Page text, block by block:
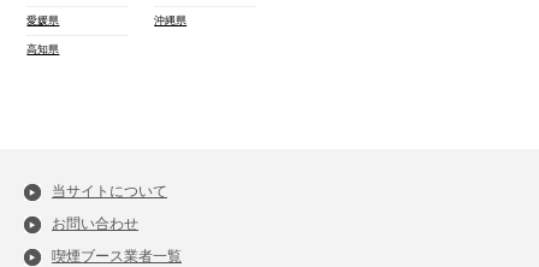
愛媛県
高知県
沖縄県
当サイトについて
お問い合わせ
喫煙ブース業者一覧